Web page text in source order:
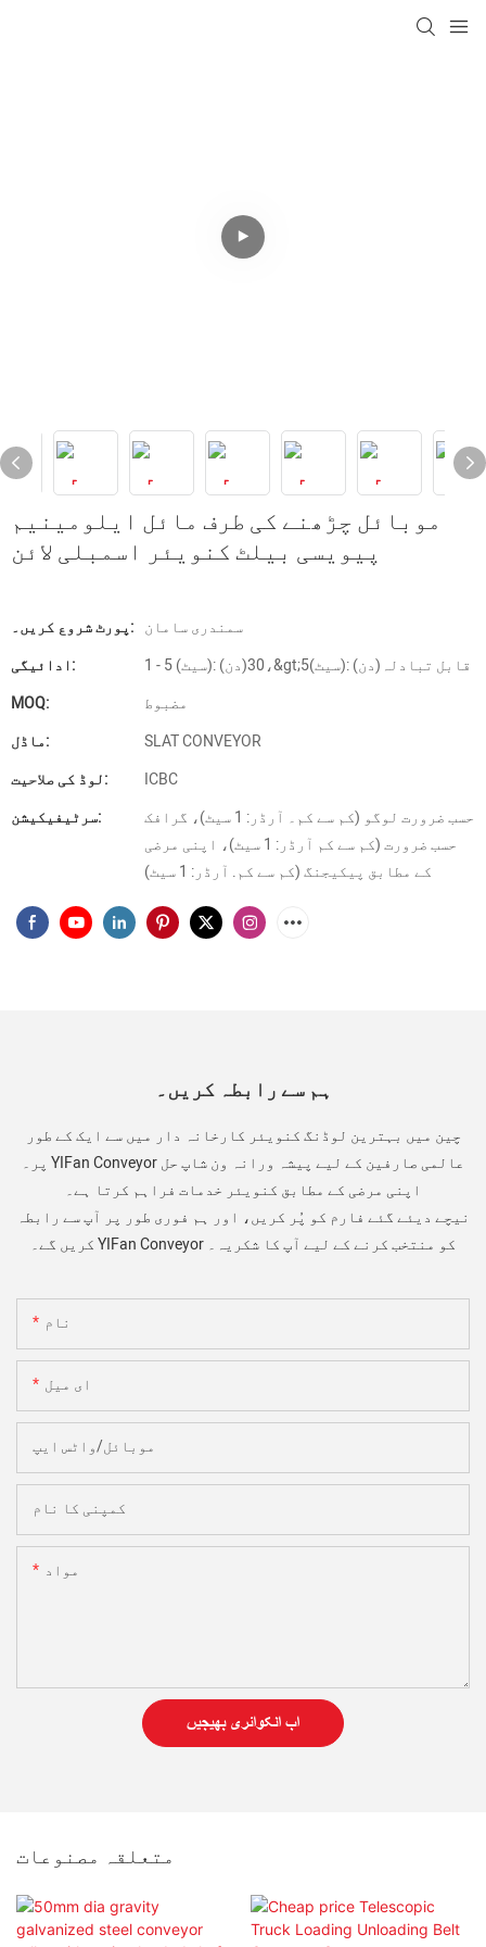
موبائل چڑھنے کی طرف مائل ایلومینیم
پیویسی بیلٹ کنویئر اسمبلی لائن
پورٹ شروع کریں۔: سمندری سامان
ادائیگی:
1 - 5 (سیٹ): 30(دن)،&gt;5(سیٹ): قابل تبادلہ(دن)
MOQ:
مضبوط
ماڈل:
SLAT CONVEYOR
لوڈ کی صلاحیت:
ICBC
سرٹیفیکیشن:
حسب ضرورت لوگو (کم سے کم۔ آرڈر: 1 سیٹ)، گرافک
حسب ضرورت (کم سے کم آرڈر: 1 سیٹ)، اپنی مرضی
کے مطابق پیکیجنگ (کم سے کم. آرڈر: 1 سیٹ)
ہم سے رابطہ کریں۔
چین میں بہترین لوڈنگ کنویئر کارخانہ دار میں سے ایک کے طور
پر۔ YIFan Conveyor عالمی صارفین کے لیے پیشہ ورانہ ون شاپ حل
اپنی مرضی کے مطابق کنویئر خدمات فراہم کرتا ہے۔
نیچے دیئے گئے فارم کو پُر کریں، اور ہم فوری طور پر آپ سے رابطہ
کریں گے۔ YIFan Conveyor کو منتخب کرنے کے لیے آپ کا شکریہ۔
نام
ای میل
موبائل/واٹس ایپ
کمپنی کا نام
مواد
اب انکوائری بھیجیں
متعلقہ مصنوعات